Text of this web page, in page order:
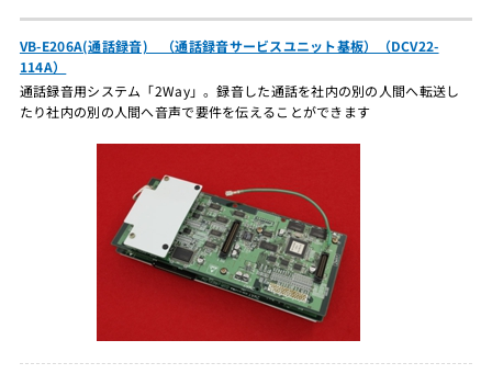
VB-E206A(通話録音) （通話録音サービスユニット基板）（DCV22-
114A）
通話録音用システム「2Way」。録音した通話を社内の別の人間へ転送し
たり社内の別の人間へ音声で要件を伝えることができます